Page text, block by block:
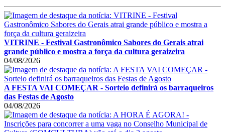
VITRINE - Festival Gastronômico Sabores do Gerais atrai
grande público e mostra a força da cultura geraizeira
04/08/2026
A FESTA VAI COMEÇAR - Sorteio definirá os barraqueiros
das Festas de Agosto
04/08/2026